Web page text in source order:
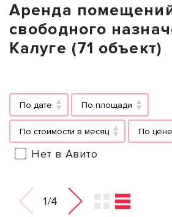
Аренда
свободного
Калуге (71 объект)
По дате По площади
По стоимости в месяц По
Нет в Авито
1/4